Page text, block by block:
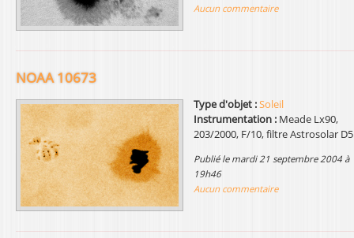
Aucun commentaire
NOAA 10673
Type d'objet :Soleil
Instrumentation : Meade Lx90,
203/2000, F/10, filtre Astrosolar D5
publié le mardi 21 septembre 2004 à
19h46
Aucun commentaire